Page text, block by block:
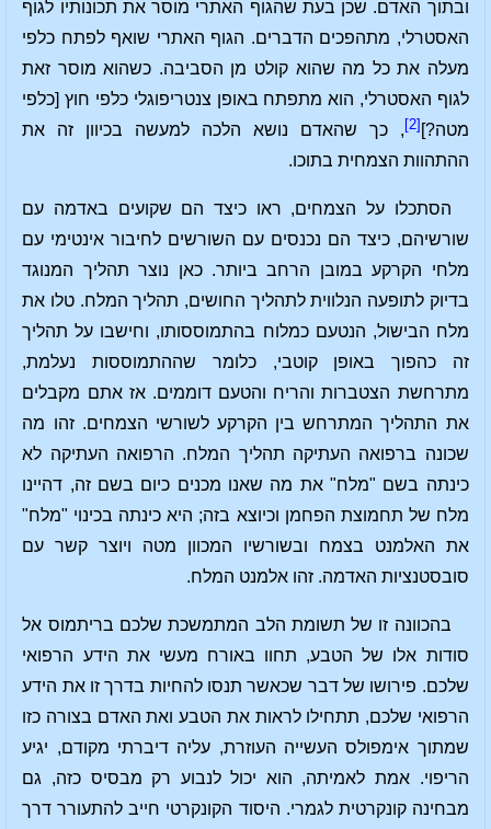
ובתוך האדם. שכן בעת שהגוף האתרי מוסר את תכונותיו לגוף
האסטרלי, מתהפכים הדברים. הגוף האתרי שואף לפתח כלפי
מעלה את כל מה שהוא קולט מן הסביבה. כשהוא מוסר זאת
לגוף האסטרלי, הוא מתפתח באופן צנטריפוגלי כלפי חוץ [כלפי
מטה?] [2]
, כך שהאדם נושא הלכה למעשה בכיוון זה את
ההתהוות הצמחית בתוכו.
הסתכלו על הצמחים, ראו כיצד הם שקועים באדמה עם
שורשיהם, כיצד הם נכנסים עם השורשים לחיבור אינטימי עם
מלחי הקרקע במובן הרחב ביותר. כאן נוצר תהליך המנוגד
בדיוק לתופעה הנלווית לתהליך החושים, תהליך המלח. טלו את
מלח הבישול, הנטעם כמלוח בהתמוססותו, וחישבו על תהליך
זה כהפוך באופן קוטבי, כלומר שההתמוססות נעלמת,
מתרחשת הצטברות והריח והטעם דוממים. אז אתם מקבלים
את התהליך המתרחש בין הקרקע לשורשי הצמחים. זהו מה
שכונה ברפואה העתיקה תהליך המלח. הרפואה העתיקה לא
כינתה בשם "מלח" את מה שאנו מכנים כיום בשם זה, דהיינו
מלח של תחמוצת הפחמן וכיוצא בזה; היא כינתה בכינוי "מלח"
את האלמנט בצמח ובשורשיו המכוון מטה ויוצר קשר עם
סובסטנציות האדמה. זהו אלמנט המלח.
בהכוונה זו של תשומת הלב המתמשכת שלכם בריתמוס אל
סודות אלו של הטבע, תחוו באורח מעשי את הידע הרפואי
שלכם. פירושו של דבר שכאשר תנסו להחיות בדרך זו את הידע
הרפואי שלכם, תתחילו לראות את הטבע ואת האדם בצורה כזו
שמתוך אימפולס העשייה העוזרת, עליה דיברתי מקודם, יגיע
הריפוי. אמת לאמיתה, הוא יכול לנבוע רק מבסיס כזה, גם
מבחינה קונקרטית לגמרי. היסוד הקונקרטי חייב להתעורר דרך